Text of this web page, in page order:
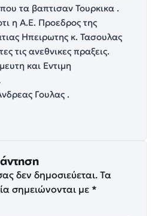
τα βαπτισαν Τουρκικα .
η Α.Ε. Προεδρος της
Ηπειρωτης κ. Τασουλας
τις ανεθνικες πραξεις.
και Εντιμη
Γουλας .
δεν δημοσιεύεται. Τα
σημειώνονται με *